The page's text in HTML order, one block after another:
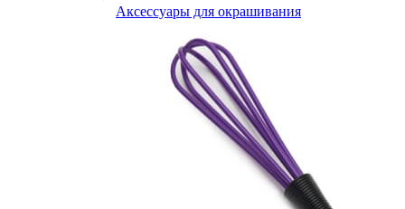
Аксессуары для окрашивания